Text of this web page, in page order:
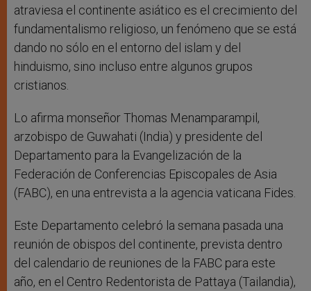
atraviesa el continente asiático es el crecimiento del
fundamentalismo religioso, un fenómeno que se está
dando no sólo en el entorno del islam y del
hinduismo, sino incluso entre algunos grupos
cristianos.
Lo afirma monseñor Thomas Menamparampil,
arzobispo de Guwahati (India) y presidente del
Departamento para la Evangelización de la
Federación de Conferencias Episcopales de Asia
(FABC), en una entrevista a la agencia vaticana Fides.
Este Departamento celebró la semana pasada una
reunión de obispos del continente, prevista dentro
del calendario de reuniones de la FABC para este
año, en el Centro Redentorista de Pattaya (Tailandia),